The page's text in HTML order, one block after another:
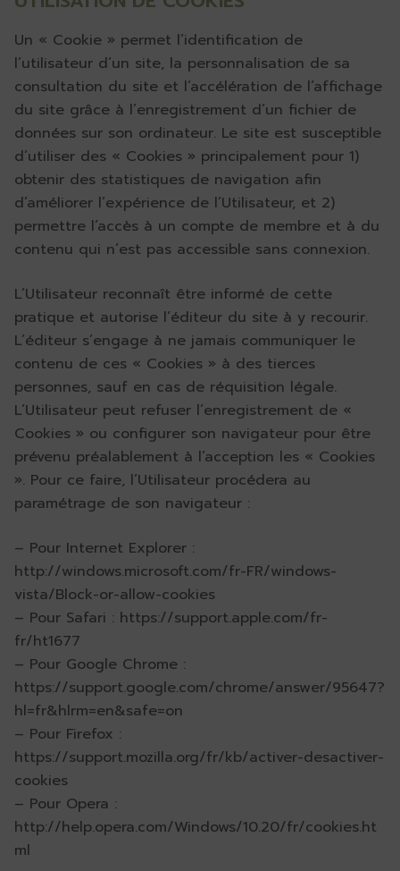
Un « Cookie » permet l’identification de
l’utilisateur d’un site, la personnalisation de sa
consultation du site et l’accélération de l’affichage
du site grâce à l’enregistrement d’un fichier de
données sur son ordinateur. Le site est susceptible
d’utiliser des « Cookies » principalement pour 1)
obtenir des statistiques de navigation afin
d’améliorer l’expérience de l’Utilisateur, et 2)
permettre l’accès à un compte de membre et à du
contenu qui n’est pas accessible sans connexion.
L’Utilisateur reconnaît être informé de cette
pratique et autorise l’éditeur du site à y recourir.
L’éditeur s’engage à ne jamais communiquer le
contenu de ces « Cookies » à des tierces
personnes, sauf en cas de réquisition légale.
L’Utilisateur peut refuser l’enregistrement de «
Cookies » ou configurer son navigateur pour être
prévenu préalablement à l’acception les « Cookies
». Pour ce faire, l’Utilisateur procédera au
paramétrage de son navigateur :
– Pour Internet Explorer :
http://windows.microsoft.com/fr-FR/windows-
vista/Block-or-allow-cookies
– Pour Safari : https://support.apple.com/fr-
fr/ht1677
– Pour Google Chrome :
https://support.google.com/chrome/answer/95647?
hl=fr&hlrm=en&safe=on
– Pour Firefox :
https://support.mozilla.org/fr/kb/activer-desactiver-
cookies
– Pour Opera :
http://help.opera.com/Windows/10.20/fr/cookies.ht
ml